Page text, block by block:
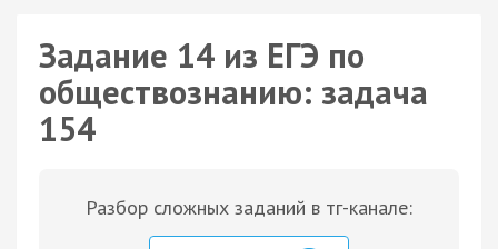
Задание 14 из ЕГЭ по
обществознанию: задача
154
Разбор сложных заданий в тг-канале: